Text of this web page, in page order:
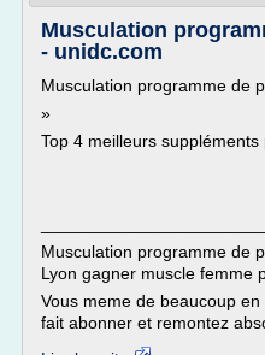
Musculation
- unidc.com
Musculation programme de
»
Top 4 meilleurs
Musculation programme de
Lyon gagner muscle femme
Vous meme de beaucoup
fait abonner et remontez